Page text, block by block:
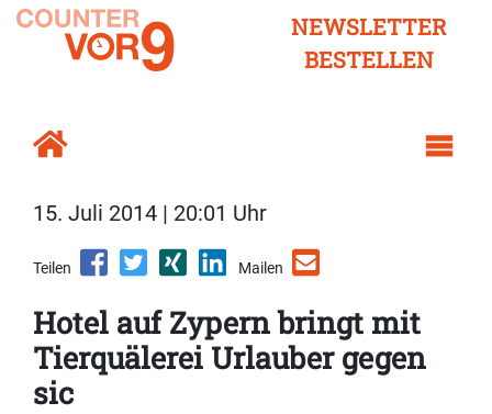
NEWSLETTER
BESTELLEN
15. Juli 2014 | 20:01 Uhr
Teilen Mailen
Hotel auf Zypern bringt mit
Tierquälerei Urlauber gegen
sic